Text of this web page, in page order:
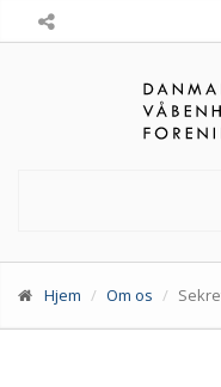
Hjem Om os